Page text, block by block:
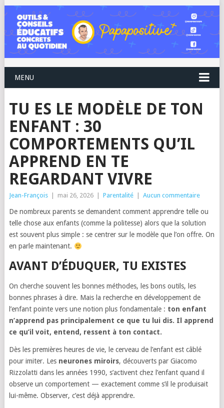
MENU
TU ES LE MODÈLE DE TON
ENFANT : 30
COMPORTEMENTS QU’IL
APPREND EN TE
REGARDANT VIVRE
Jean-François mai 26, 2026 Parentalité Aucun commentaire
De nombreux parents se demandent comment apprendre telle ou
telle chose aux enfants (comme la politesse) alors que la solution
est souvent plus simple : se centrer sur le modèle que l’on offre. On
en parle maintenant.
AVANT D’ÉDUQUER, TU EXISTES
On cherche souvent les bonnes méthodes, les bons outils, les
bonnes phrases à dire. Mais la recherche en développement de
l’enfant pointe vers une notion plus fondamentale : ton enfant
n’apprend pas principalement ce que tu lui dis. Il apprend
ce qu’il voit, entend, ressent à ton contact.
Dès les premières heures de vie, le cerveau de l’enfant est câblé
pour imiter. Les neurones miroirs, découverts par Giacomo
Rizzolatti dans les années 1990, s’activent chez l’enfant quand il
observe un comportement — exactement comme s’il le produisait
lui-même. Observer, c’est déjà apprendre.